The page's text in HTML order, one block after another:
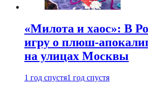
«Милота и хаос»: В
игру о плюш-
на улицах Москвы
1 год спустя1 год спустя